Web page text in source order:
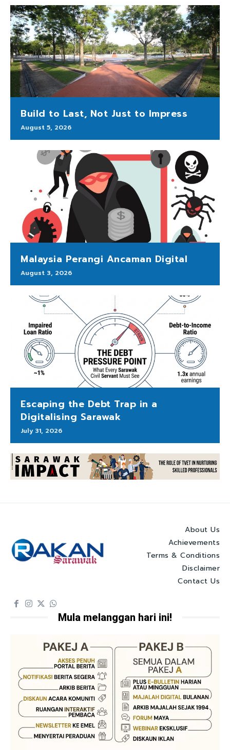
Build to Last, Not Just to Impress
August 5, 2026
Malaysia Perangi Ancaman Digital
August 3, 2026
Escaping the Debt Trap in a
Digitalising Sarawak
July 31, 2026
About Us
Achievements
Terms & Conditions
Disclaimer
Contact Us
Mula melanggan hari ini!